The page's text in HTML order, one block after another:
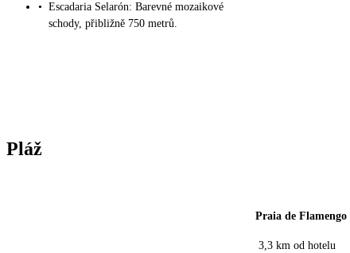
• Escadaria Selarón: Barevné mozaikové
schody, přibližně 750 metrů.
Pláž
Praia de Flamengo
3,3 km od hotelu